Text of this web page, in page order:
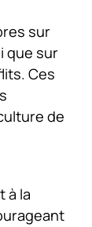
sur
que sur
Ces
de
à la